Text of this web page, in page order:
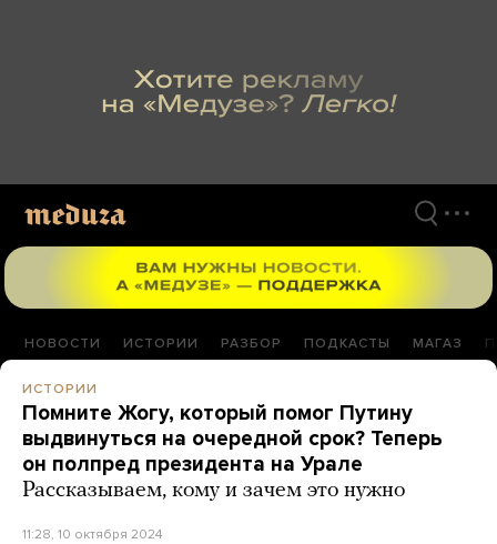
НОВОСТИ ИСТОРИИ РАЗБОР ПОДКАСТЫ МАГАЗ
ИСТОРИИ
Помните Жогу, который помог Путину
выдвинуться на очередной срок? Теперь
он полпред президента на Урале
Рассказываем, кому и зачем это нужно
11:28, 10 октября 2024